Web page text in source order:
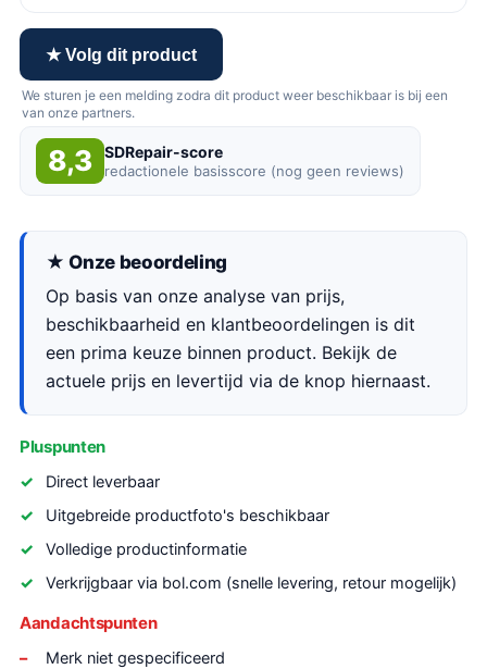
★ Volg dit product
We sturen je een melding zodra dit product weer beschikbaar is bij een
van onze partners.
8,3 SDRepair-score
redactionele basisscore (nog geen reviews)
★ Onze beoordeling
Op basis van onze analyse van prijs,
beschikbaarheid en klantbeoordelingen is dit
een prima keuze binnen product. Bekijk de
actuele prijs en levertijd via de knop hiernaast.
Pluspunten
Direct leverbaar
Uitgebreide productfoto's beschikbaar
Volledige productinformatie
Verkrijgbaar via bol.com (snelle levering, retour mogelijk)
Aandachtspunten
Merk niet gespecificeerd